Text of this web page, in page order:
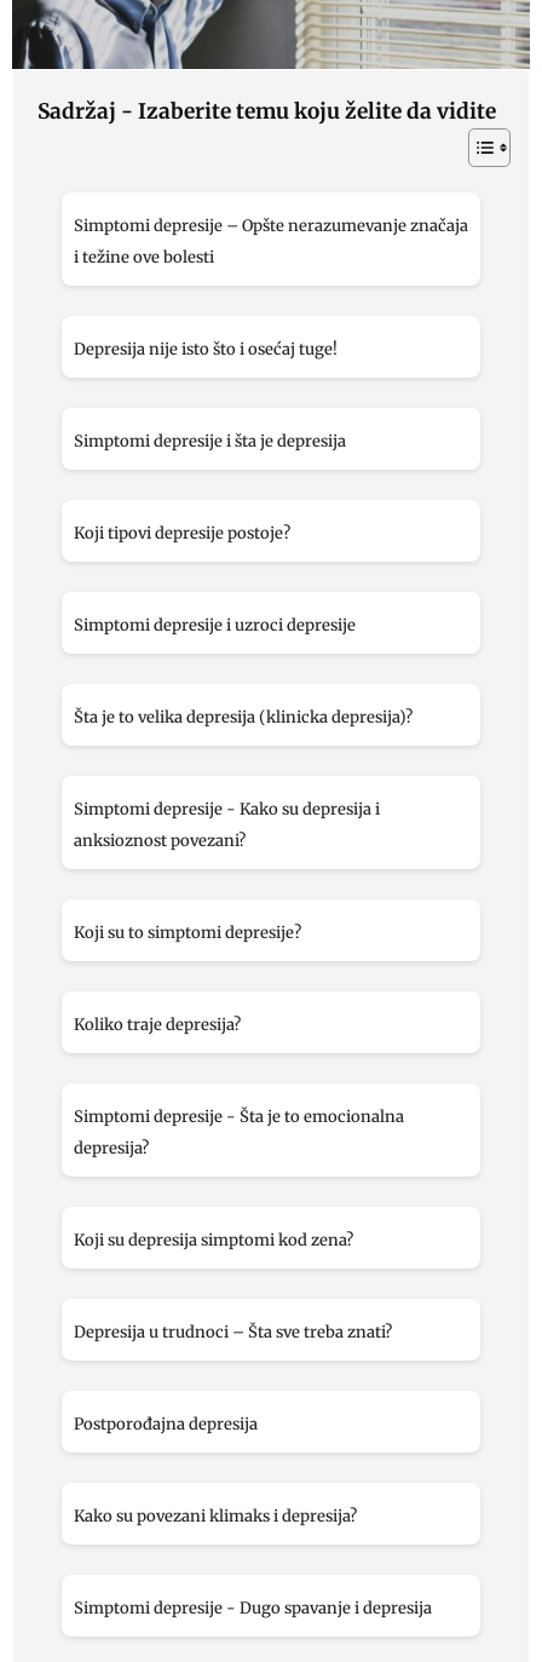
Sadržaj - Izaberite temu koju želite da vidite
Simptomi depresije – Opšte nerazumevanje značaja
i težine ove bolesti
Depresija nije isto što i osećaj tuge!
Simptomi depresije i šta je depresija
Koji tipovi depresije postoje?
Simptomi depresije i uzroci depresije
Šta je to velika depresija (klinicka depresija)?
Simptomi depresije - Kako su depresija i
anksioznost povezani?
Koji su to simptomi depresije?
Koliko traje depresija?
Simptomi depresije - Šta je to emocionalna
depresija?
Koji su depresija simptomi kod zena?
Depresija u trudnoci – Šta sve treba znati?
Postporođajna depresija
Kako su povezani klimaks i depresija?
Simptomi depresije - Dugo spavanje i depresija